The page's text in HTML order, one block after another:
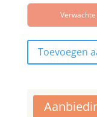
prijs
was:
prijs
is:
Toevoegen